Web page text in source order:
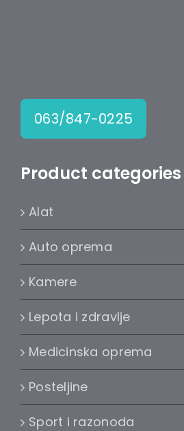
063/847-0225
Product categories
Alat
Auto oprema
Kamere
Lepota i zdravlje
Medicinska oprema
Posteljine
Sport i razonoda